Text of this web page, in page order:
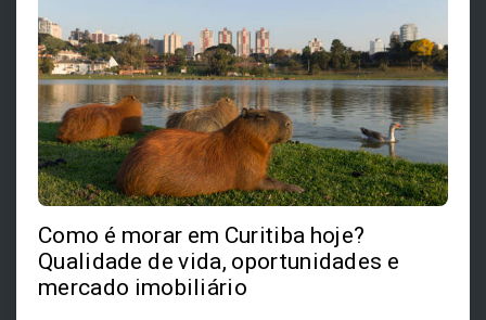
Como é morar em Curitiba hoje?
Qualidade de vida, oportunidades e
mercado imobiliário